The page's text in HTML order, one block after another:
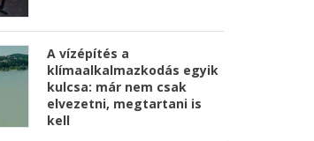
A vízépítés a
klímaalkalmazkodás egyik
kulcsa: már nem csak
elvezetni, megtartani is
kell